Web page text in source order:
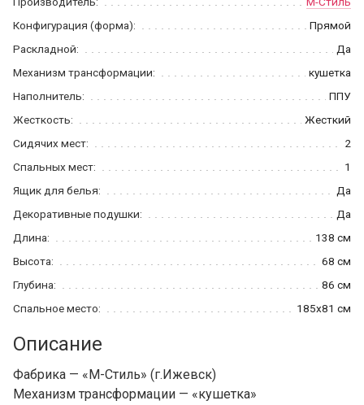
Конфигурация (форма):
Прямой
Раскладной:
Да
Механизм трансформации:
кушетка
Наполнитель:
ППУ
Жесткость:
Жесткий
Сидячих мест:
2
Спальных мест:
1
Ящик для белья:
Да
Декоративные подушки:
Да
Длина:
138 см
Высота:
68 см
Глубина:
86 см
Спальное место:
185x81 см
Описание
Фабрика — «М-Стиль» (г.Ижевск)
Механизм трансформации — «кушетка»